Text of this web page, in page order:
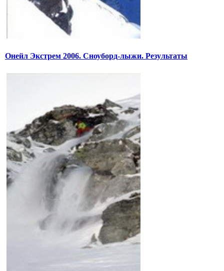
Онейл Экстрем 2006. Сноуборд-лыжи. Результаты